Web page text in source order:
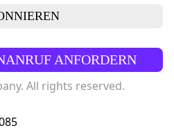
ANFORDERN
All rights reserved.